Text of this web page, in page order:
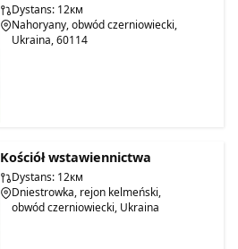
Dystans: 12км
Nahoryany, obwód czerniowiecki,
Ukraina, 60114
Kościół wstawiennictwa
Dystans: 12км
Dniestrowka, rejon kelmeński,
obwód czerniowiecki, Ukraina